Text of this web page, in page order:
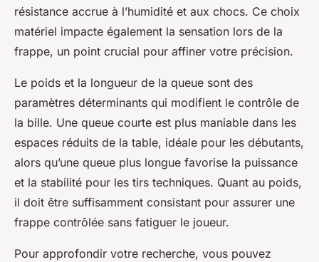
résistance accrue à l’humidité et aux chocs. Ce choix
matériel impacte également la sensation lors de la
frappe, un point crucial pour affiner votre précision.
Le poids et la longueur de la queue sont des
paramètres déterminants qui modifient le contrôle de
la bille. Une queue courte est plus maniable dans les
espaces réduits de la table, idéale pour les débutants,
alors qu’une queue plus longue favorise la puissance
et la stabilité pour les tirs techniques. Quant au poids,
il doit être suffisamment consistant pour assurer une
frappe contrôlée sans fatiguer le joueur.
Pour approfondir votre recherche, vous pouvez